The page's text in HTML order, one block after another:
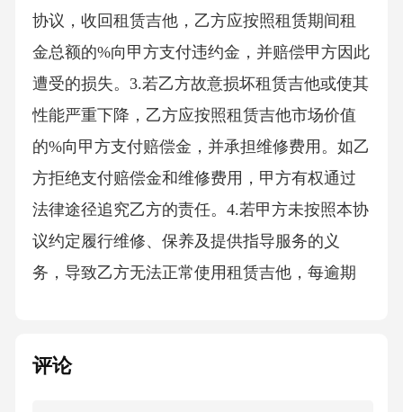
协议，收回租赁吉他，乙方应按照租赁期间租
金总额的%向甲方支付违约金，并赔偿甲方因此
遭受的损失。3.若乙方故意损坏租赁吉他或使其
性能严重下降，乙方应按照租赁吉他市场价值
的%向甲方支付赔偿金，并承担维修费用。如乙
方拒绝支付赔偿金和维修费用，甲方有权通过
法律途径追究乙方的责任。4.若甲方未按照本协
议约定履行维修、保养及提供指导服务的义
务，导致乙方无法正常使用租赁吉他，每逾期
要求甲方退还已支付的租金及押金，同时甲方
评论